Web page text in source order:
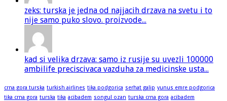
zeks: turska je jedna od najjacih drzava na svetu i to
nije samo puko slovo. proizvode...
kad si velika drzava: samo iz rusije su uvezli 100000
ambilife preciscivaca vazduha za medicinske usta...
crna gora turska turkish airlines tika podgorica serhat galip yunus emre podgorica
tika crna gora turska tika acibadem songul ozan turska crna gora acibadem